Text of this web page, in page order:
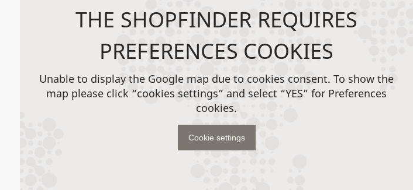
THE SHOPFINDER REQUIRES
PREFERENCES COOKIES
Unable to display the Google map due to cookies consent. To show the
map please click “cookies settings” and select “YES” for Preferences
cookies.
Cookie settings